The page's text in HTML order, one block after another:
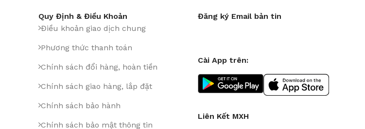
Quy Định & Điều Khoản
Điều khoản giao dịch chung
Phương thức thanh toán
Chính sách đổi hàng, hoàn tiền
Chính sách giao hàng, lắp đặt
Chính sách bảo hành
Chính sách bảo mật thông tin
Đăng ký Email bản tin
Cài App trên:
Liên Kết MXH